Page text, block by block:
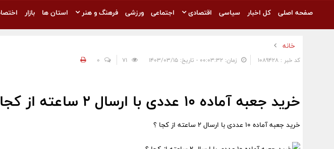
صفحه اصلی کل اخبار سیاسی اقتصادی اجتماعی ورزشی فرهنگ و هنر استان ها بازار
خانه
کد خبر : 1089428 زمان: ۰۰:۰۳:۳۲ - تاریخ: ۱۴۰۳/۰۳/۱۵ 0
خرید جعبه آماده 10 عددی با ارسال 2 ساعته از کجا ؟
خرید جعبه آماده 10 عددی با ارسال 2 ساعته از کجا ؟